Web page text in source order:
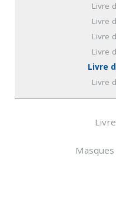
Livre
Livre
Livre
Livre
Livre
Livre